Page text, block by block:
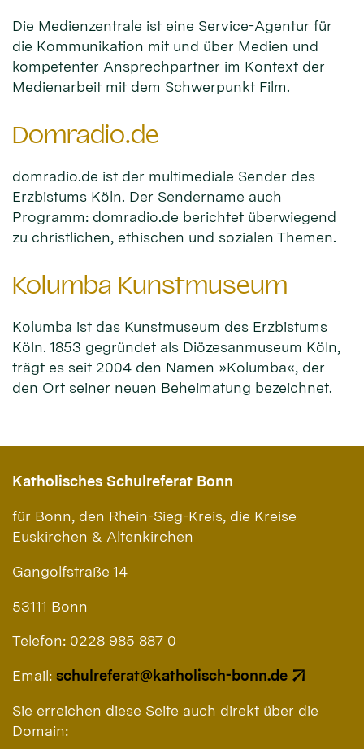
Die Medienzentrale ist eine Service-Agentur für
die Kommunikation mit und über Medien und
kompetenter Ansprechpartner im Kontext der
Medienarbeit mit dem Schwerpunkt Film.
Domradio.de
domradio.de ist der multimediale Sender des
Erzbistums Köln. Der Sendername auch
Programm: domradio.de berichtet überwiegend
zu christlichen, ethischen und sozialen Themen.
Kolumba Kunstmuseum
Kolumba ist das Kunstmuseum des Erzbistums
Köln. 1853 gegründet als Diözesanmuseum Köln,
trägt es seit 2004 den Namen »Kolumba«, der
den Ort seiner neuen Beheimatung bezeichnet.
Katholisches Schulreferat Bonn
für Bonn, den Rhein-Sieg-Kreis, die Kreise
Euskirchen & Altenkirchen
Gangolfstraße 14
53111 Bonn
Telefon: 0228 985 887 0
Email: schulreferat@katholisch-bonn.de
Sie erreichen diese Seite auch direkt über die
Domain: